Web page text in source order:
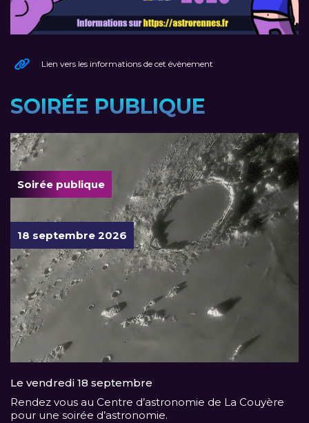
Lien vers les informations de cet évènement
SOIRÉE PUBLIQUE
Soirée publique
18 septembre 2026
Le vendredi 18 septembre
Rendez vous au Centre d’astronomie de La Couyère
pour une soirée d’astronomie.